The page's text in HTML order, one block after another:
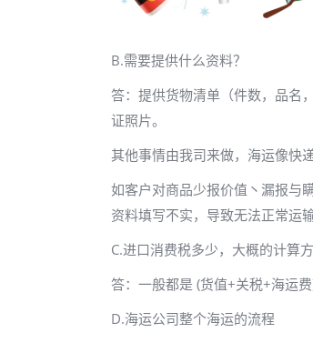
B.需要提供什么资料？
答：提供货物清单（件数，品名
证照片。
其他事情由我司来做，海运像快
如客户对商品少报价值丶漏报与
资料填写不实，导致无法正常运
C.进口消费税多少，大概的计算
答：一般都是 (货值+关税+海运
D.海运公司整个海运的流程